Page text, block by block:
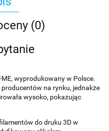
(0)
wyprodukowany w Polsce.
na rynku, jednakże
wysoko, pokazując
do druku 3D w